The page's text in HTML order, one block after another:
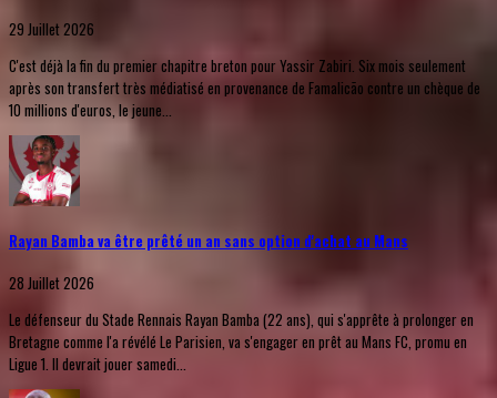
29 Juillet 2026
C'est déjà la fin du premier chapitre breton pour Yassir Zabiri. Six mois seulement
après son transfert très médiatisé en provenance de Famalicão contre un chèque de
10 millions d'euros, le jeune...
Rayan Bamba va être prêté un an sans option d'achat au Mans
28 Juillet 2026
Le défenseur du Stade Rennais Rayan Bamba (22 ans), qui s'apprête à prolonger en
Bretagne comme l'a révélé Le Parisien, va s'engager en prêt au Mans FC, promu en
Ligue 1. Il devrait jouer samedi...